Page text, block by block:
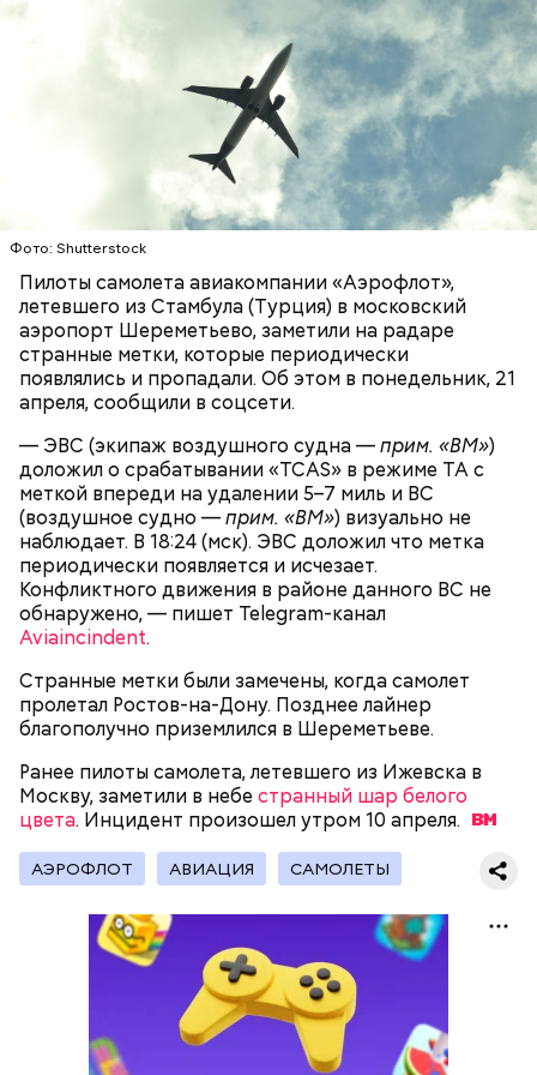
Фото: Shutterstock
Пилоты самолета авиакомпании «Аэрофлот»,
летевшего из Стамбула (Турция) в московский
аэропорт Шереметьево, заметили на радаре
странные метки, которые периодически
появлялись и пропадали. Об этом в понедельник, 21
апреля, сообщили в соцсети.
— ЭВС (экипаж воздушного судна —прим. «ВМ»)
доложил о срабатывании «TCAS» в режиме ТА с
меткой впереди на удалении 5–7 миль и ВС
(воздушное судно —прим. «ВМ») визуально не
наблюдает. В 18:24 (мск). ЭВС доложил что метка
периодически появляется и исчезает.
Конфликтного движения в районе данного ВС не
обнаружено, — пишет Telegram-канал
Aviaincindent.
Странные метки были замечены, когда самолет
пролетал Ростов-на-Дону. Позднее лайнер
благополучно приземлился в Шереметьеве.
Ранее пилоты самолета, летевшего из Ижевска в
Москву, заметили в небе странный шар белого
цвета. Инцидент произошел утром 10 апреля.
АЭРОФЛОТ АВИАЦИЯ САМОЛЕТЫ
Молодого человека задержали. На первом же
допросе он признался, что планировал отравить
только отчима. Тогда следователи посчитали, что
которая в случае их смерти перешла бы сыну. Но
спустя несколько дней Миссюра заявил, что ранее
уже травил других людей.
Кто еще был жертвой Миссюры
Именно на ней молодой человек впервые испытал
химикаты, купленные в интернет-магазине. 13
января 2024 года он подсыпал дихлорэтан в
коктейль возлюбленной, отчего у нее случился
инсульт. Девушка неделюпровела в коме, а после
выписки из больницы узнала, что Миссюра
оформил на нее несколько кредитов.
Примечательно, что летом 2023 года на Мутаева
уже нападали возле Школы единоборств. Тогда
неизвестный несколько раз выстрелил в
спортсмена из травматического пистолета, а боец
открыл огоньв ответ.
Как идет расследование
знакомого Надырхана Кадирханова. На допросе он
признал вину и показал следователям, как именно
совершил преступление и где спрятал оружие, из
которого застрелил Мутаева.